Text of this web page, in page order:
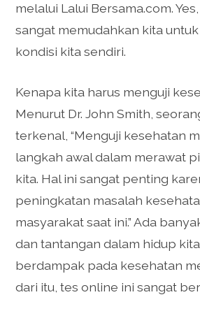
melalui Lalui Bersama.com.
sangat memudahkan kita
kondisi kita sendiri.
Kenapa kita harus menguji
Menurut Dr. John Smith,
terkenal, “Menguji kesehatan
langkah awal dalam merawat
kita. Hal ini sangat penting
peningkatan masalah
masyarakat saat ini.” Ada
dan tantangan dalam hidup
berdampak pada kesehatan
dari itu, tes online ini sangat